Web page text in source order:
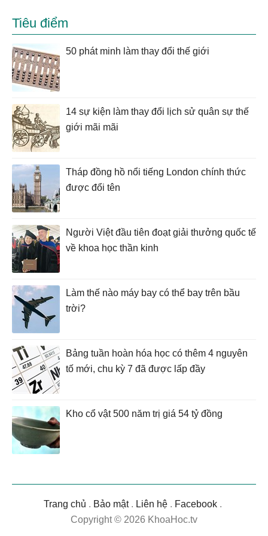
Tiêu điểm
50 phát minh làm thay đổi thế giới
14 sự kiện làm thay đổi lịch sử quân sự thế
giới mãi mãi
Tháp đồng hồ nổi tiếng London chính thức
được đổi tên
Người Việt đầu tiên đoạt giải thưởng quốc tế
về khoa học thần kinh
Làm thế nào máy bay có thể bay trên bầu
trời?
Bảng tuần hoàn hóa học có thêm 4 nguyên
tố mới, chu kỳ 7 đã được lấp đầy
Kho cổ vật 500 năm trị giá 54 tỷ đồng
Trang chủ . Bảo mật. Liên hệ . Facebook .
Copyright © 2026 KhoaHoc.tv